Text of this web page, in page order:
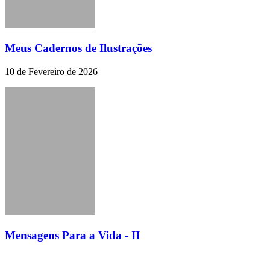
Meus Cadernos de Ilustrações
10 de Fevereiro de 2026
Mensagens Para a Vida - II